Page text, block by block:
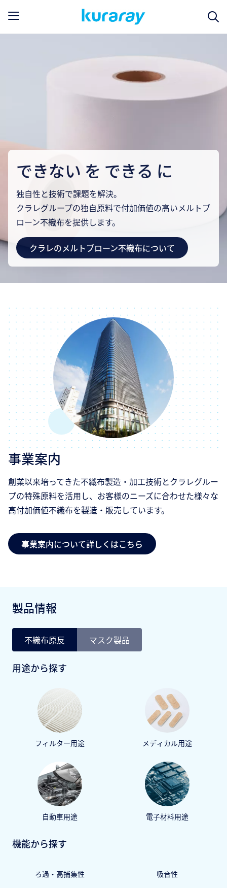
できない を できる に
独自性と技術で課題を解決。
クラレグループの独自原料で付加価値の高いメルトブ
ローン不織布を提供します。
クラレのメルトブローン不織布について
事業案内
創業以来培ってきた不織布製造・加工技術とクラレグルー
プの特殊原料を活用し、お客様のニーズに合わせた様々な
高付加価値不織布を製造・販売しています。
事業案内について詳しくはこちら
製品情報
不織布原反 マスク製品
用途から探す
フィルター用途 メディカル用途
自動車用途 電子材料用途
機能から探す
ろ過・高捕集性 吸音性